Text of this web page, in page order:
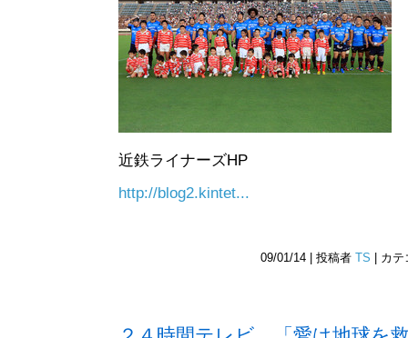
近鉄ライナーズHP
http://blog2.kintet...
09/01/14 | 投稿者 TS | カ